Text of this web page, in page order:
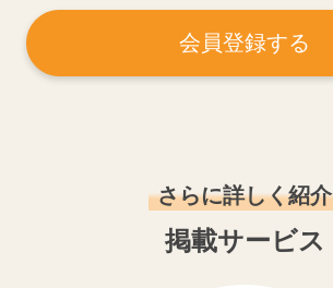
会員登録する
さらに詳しく紹介
掲載サービス